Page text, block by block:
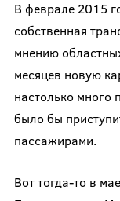
В феврале 2015
собственная
мнению
месяцев новую
настолько много
было бы
пассажирами.
Вот тогда-то в